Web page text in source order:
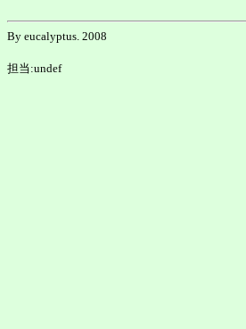
By eucalyptus. 2008
担当:undef